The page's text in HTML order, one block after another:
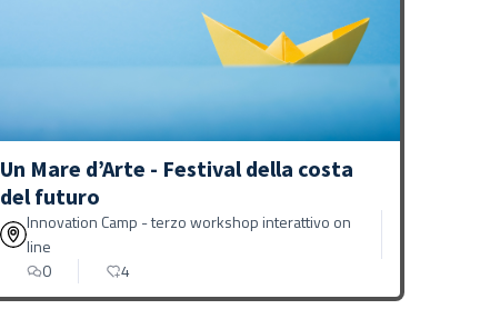
Un Mare d’Arte - Festival della costa
del futuro
Innovation Camp - terzo workshop interattivo on
line
0
4